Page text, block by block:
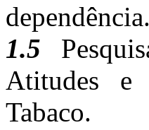
dependência.
1.5
Atitudes e
Tabaco.